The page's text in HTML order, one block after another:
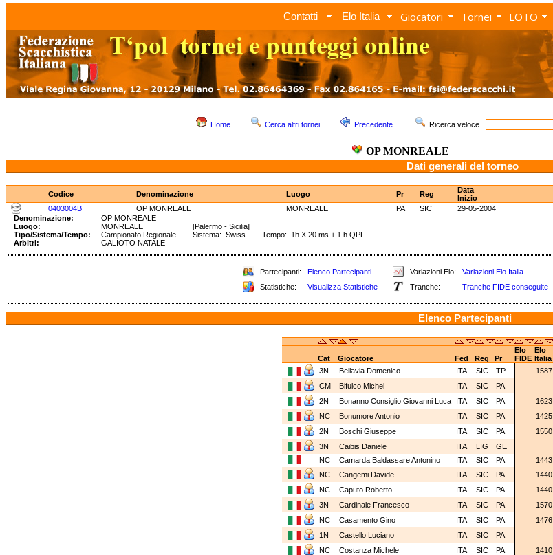
Contatti Elo Italia Giocatori Tornei LOTO
Home Cerca altri tornei Precedente Ricerca veloce
OP MONREALE
Dati generali del torneo
Codice Denominazione Luogo Pr Reg
Data
Inizio
0403004B
OP MONREALE MONREALE PA SIC 29-05-2004
Denominazione:
OP MONREALE
Luogo:
MONREALE
[Palermo - Sicilia]
Tipo/Sistema/Tempo:
Campionato Regionale Sistema: Swiss Tempo: 1h X 20 ms + 1 h QPF
Arbitri:
GALIOTO NATALE
Partecipanti: Elenco Partecipanti Variazioni Elo: Variazioni Elo Italia
Statistiche:
Visualizza Statistiche Tranche: Tranche FIDE conseguite
Elenco Partecipanti
Elo Elo
Cat
Giocatore Fed Reg Pr FIDE Italia
3N
Bellavia Domenico ITA SIC TP 1587
CM
Bifulco Michel ITA SIC PA
2N
Bonanno Consiglio Giovanni Luca ITA SIC PA 1623
NC
Bonumore Antonio ITA SIC PA 1425
2N
Boschi Giuseppe ITA SIC PA 1550
3N
Caibis Daniele ITA LIG GE
NC
Camarda Baldassare Antonino ITA SIC PA 1443
NC
Cangemi Davide ITA SIC PA 1440
NC
Caputo Roberto ITA SIC PA 1440
3N
Cardinale Francesco ITA SIC PA 1570
NC
Casamento Gino ITA SIC PA 1476
1N
Castello Luciano ITA SIC PA
NC
Costanza Michele ITA SIC PA 1410